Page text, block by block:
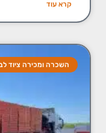
קרא עוד
השכרה ומכירה ציוד